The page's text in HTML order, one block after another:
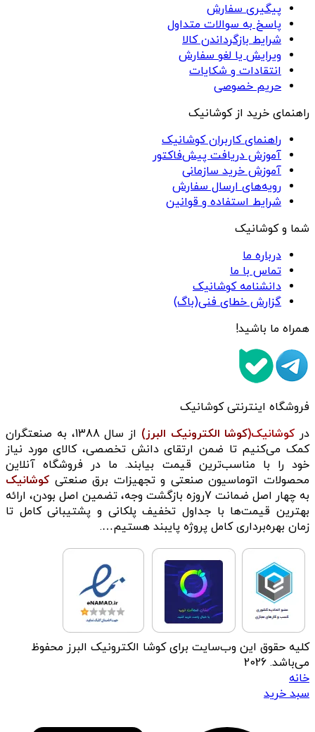
پیگیری سفارش
پاسخ به سوالات متداول
شرایط بازگرداندن کالا
ویرایش یا لغو سفارش
انتقادات و شکایات
حریم خصوصی
راهنمای خرید از کوشانیک
راهنمای کاربران کوشانیک
آموزش دریافت پیش‌فاکتور
آموزش خرید سازمانی
رویه‌های ارسال سفارش
شرایط استفاده و قوانین
شما و کوشانیک
درباره ما
تماس با ما
دانشنامه کوشانیک
گزارش خطای فنی(باگ)
همراه ما باشید!
فروشگاه اینترنتی کوشانیک
در کوشانیک(کوشا الکترونیک البرز)
از سال 1388، به صنعتگران
کمک می‌کنیم تا ضمن ارتقای دانش تخصصی، کالای مورد نیاز
خود را با مناسب‌ترین قیمت بیابند. ما در فروشگاه آنلاین
محصولات اتوماسیون صنعتی و تجهیزات برق صنعتی کوشانیک
به چهار اصل ضمانت 7روزه بازگشت وجه، تضمین اصل بودن، ارائه
بهترین قیمت‌ها با جداول تخفیف پلکانی و پشتیبانی کامل تا
زمان بهره‌برداری کامل پروژه پایبند هستیم….
کلیه حقوق این وب‌سایت برای کوشا الکترونیک البرز محفوظ
می‌باشد. 2026
خانه
سبد خرید